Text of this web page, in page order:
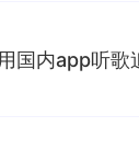
国内app听歌